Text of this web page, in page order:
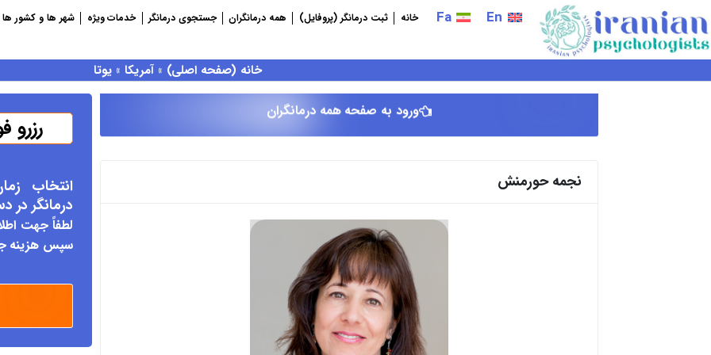
به
محتوا
En
Fa خانه ثبت درمانگر (پروفایل) همه درمانگران جستجوی درمانگر خدمات ویژه شهر ها و کشور ها
خانه (صفحه اصلی) »آمریکا » یوتا
ورود به صفحه همه درمانگران
نجمه حورمنش
رزرو
انتخاب
درمانگر در
لطفاً جهت
سپس هزینه